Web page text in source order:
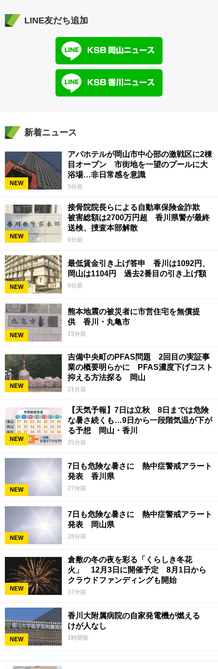
LINE友だち追加
新着ニュース
NEW
アパホテルが岡山市中心部の激戦区に2棟
目オープン 市街地を一望のプールに大
浴場…非日常感を意識
5分前
NEW
接骨院院長らによる自動車保険金詐欺
被害総額は2700万円超 香川県警が最終
送検、捜査本部解散
6分前
NEW
最低賃金引き上げ答申 香川は1092円、
岡山は1104円 過去2番目の引き上げ額
9分前
NEW
熊本地震の被災者に市営住宅を無償提
供 香川・丸亀市
15分前
NEW
吉備中央町のPFAS問題 2回目の実証事
業の概要明らかに PFAS濃度下げコスト
抑える方法探る 岡山
21分前
NEW
【天気予報】7日は立秋 8日までは危険
な暑さ続くも…9日から一段階気温が下が
る予想 岡山・香川
25分前
NEW
7日も危険な暑さに 熱中症警戒アラート
発表 香川県
27分前
NEW
7日も危険な暑さに 熱中症警戒アラート
発表 岡山県
28分前
NEW
倉敷の冬の夜を彩る「くらしき冬花
火」 12月3日に開催予定 8月1日から
クラウドファンディングも開始
37分前
NEW
香川大附属病院の自家発電機が燃える
けが人なし
1時間前